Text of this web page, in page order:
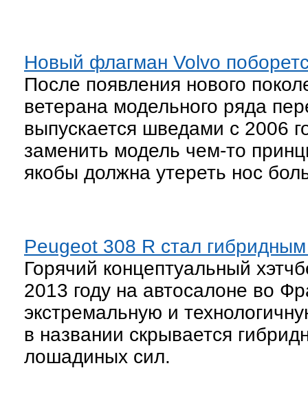
Новый флагман Volvo
После появления нового
ветерана модельного ряда
выпускается шведами с 2006
заменить модель чем-то
якобы должна утереть нос
Peugeot 308 R стал
Горячий концептуальный
2013 году на автосалоне во
экстремальную и
в названии скрывается
лошадиных сил.